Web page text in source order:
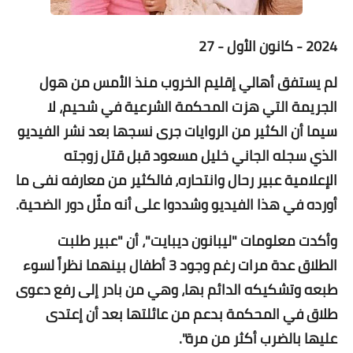
2024 - كانون الأول - 27
لم يستفق أهالي إقليم الخروب منذ الأمس من هول
الجريمة التي هزت المحكمة الشرعية في شحيم، لا
سيما أن الكثير من الروايات جرى نسجها بعد نشر الفيديو
الذي سجله الجاني خليل مسعود قبل قتل زوجته
الإعلامية عبير رحال وانتحاره، فالكثير من معارفه نفى ما
أورده في هذا الفيديو وشددوا على أنه مثّل دور الضحية.
وأكدت معلومات "ليبانون ديبايت"، أن "عبير طلبت
الطلاق عدة مرات رغم وجود 3 أطفال بينهما نظراً لسوء
طبعه وتشكيكه الدائم بها، وهي من بادر إلى رفع دعوى
طلاق في المحكمة بدعم من عائلتها بعد أن إعتدى
عليها بالضرب أكثر من مرة".